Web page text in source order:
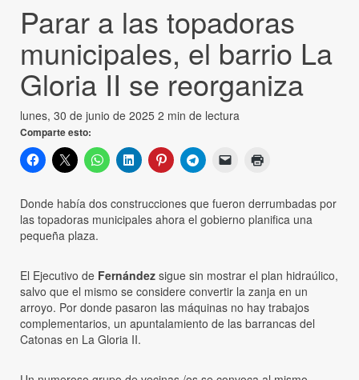
Parar a las topadoras
municipales, el barrio La
Gloria II se reorganiza
lunes, 30 de junio de 2025 2 min de lectura
Comparte esto:
Donde había dos construcciones que fueron derrumbadas por
las topadoras municipales ahora el gobierno planifica una
pequeña plaza.
El Ejecutivo de Fernández sigue sin mostrar el plan hidraúlico,
salvo que el mismo se considere convertir la zanja en un
arroyo. Por donde pasaron las máquinas no hay trabajos
complementarios, un apuntalamiento de las barrancas del
Catonas en La Gloria II.